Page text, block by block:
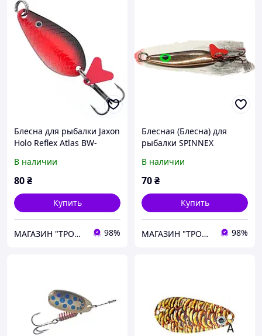
Блесна для рыбалки Jaxon
Holo Reflex Atlas BW-
В наличии
80₴
Купить
МАГАЗИН "ТРОФЕЙ" (Рибалка Спорт Туризм) 98%
Блесная (Блесна) для
рыбалки SPINNEX
В наличии
70₴
Купить
МАГАЗИН "ТРОФЕЙ" (Рибалка Спорт Туризм) 98%